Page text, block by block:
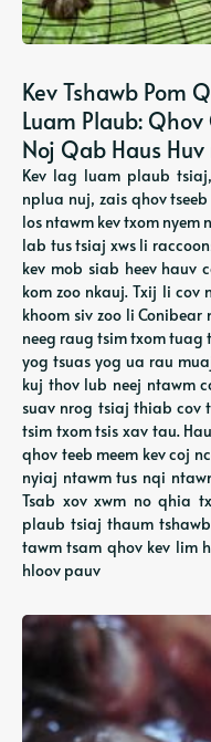
Kev Tshawb Pom
Luam Plaub: Qhov
Noj Qab Haus
Kev lag luam plaub
nplua nuj, zais qhov
los ntawm kev txom nyem
lab tus tsiaj xws li
kev mob siab heev hauv
kom zoo nkauj. Txij li cov
khoom siv zoo li
neeg raug tsim txom tuag
yog tsuas yog ua rau
kuj thov lub neej ntawm
suav nrog tsiaj thiab cov
tsim txom tsis xav tau.
qhov teeb meem kev coj
nyiaj ntawm tus nqi
Tsab xov xwm no qhia
plaub tsiaj thaum
tawm tsam qhov kev lim
hloov pauv